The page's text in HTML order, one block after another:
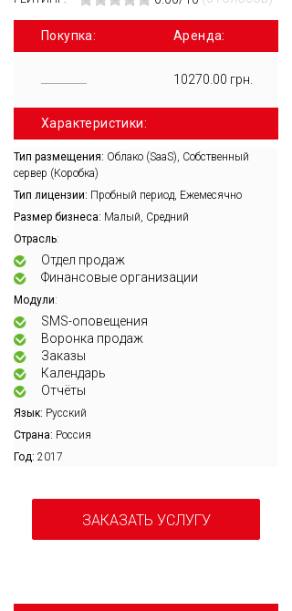
Покупка: Аренда:
10270.00 грн.
Характеристики:
Тип размещения: Облако (SaaS), Собственный
сервер (Коробка)
Тип лицензии: Пробный период, Ежемесячно
Размер бизнеса: Малый, Средний
Отрасль:
Отдел продаж
Финансовые организации
Модули:
SMS-оповещения
Воронка продаж
Заказы
Календарь
Отчёты
Язык: Русский
Страна: Россия
Год: 2017
ЗАКАЗАТЬ УСЛУГУ